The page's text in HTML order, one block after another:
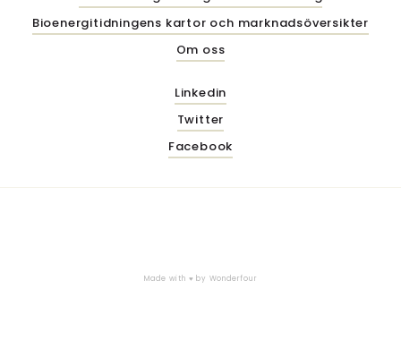
Bioenergitidningens kartor och marknadsöversikter
Om oss
Linkedin
Twitter
Facebook
Made with ♥ by Wonderfour